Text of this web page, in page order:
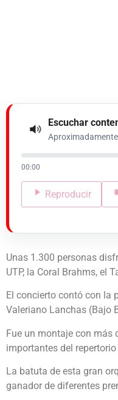
Escuchar
00:00
Reproducir
Unas 1.300 personas
UTP, la Coral Brahms, el
El concierto contó con la
Valeriano Lanchas (Bajo
Fue un montaje con más
importantes del
La batuta de esta gran
ganador de diferentes